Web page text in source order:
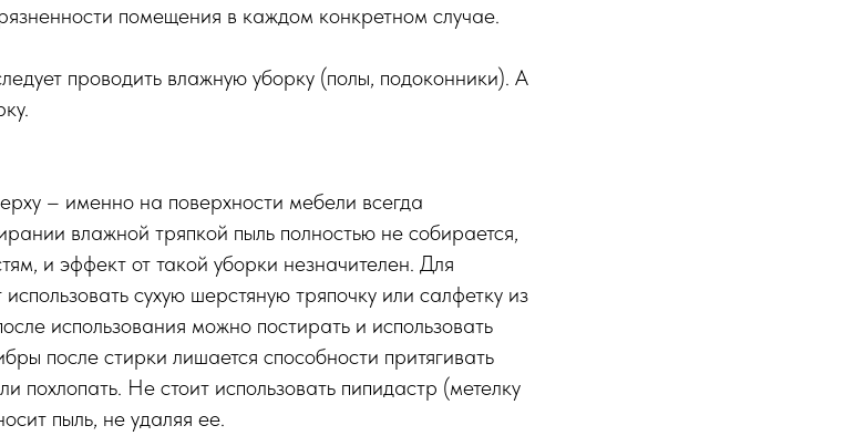
помещения в каждом конкретном случае.
проводить влажную уборку (полы, подоконники). А
– именно на поверхности мебели всегда
влажной тряпкой пыль полностью не собирается,
и эффект от такой уборки незначителен. Для
сухую шерстяную тряпочку или салфетку из
использования можно постирать и использовать
после стирки лишается способности притягивать
похлопать. Не стоит использовать пипидастр (метелку
пыль, не удаляя ее.